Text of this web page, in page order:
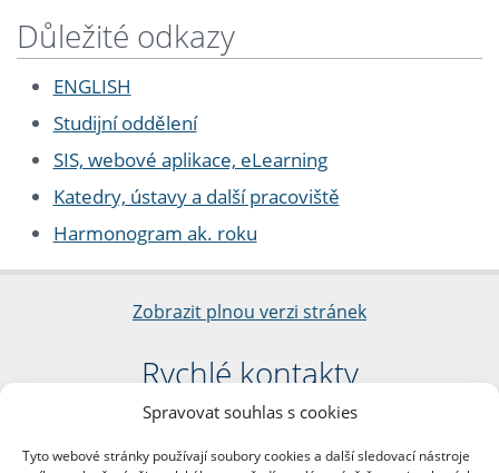
Spravovat souhlas s cookies
Tyto webové stránky používají soubory cookies a další sledovací nástroje
Důležité odkazy
ENGLISH
Studijní oddělení
SIS, webové aplikace, eLearning
Katedry, ústavy a další pracoviště
Harmonogram ak. roku
Zobrazit plnou verzi stránek
Rychlé kontakty
Filozofická fakulta
nám. Jana Palacha 1/2